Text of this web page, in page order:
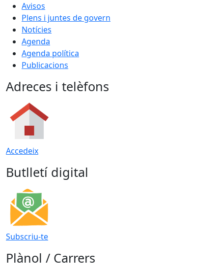
Avisos
Plens i juntes de govern
Notícies
Agenda
Agenda política
Publicacions
Adreces i telèfons
Accedeix
Butlletí digital
Subscriu-te
Plànol / Carrers